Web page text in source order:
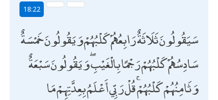
18:22
سَيَقُولُونَ ثَلَاثَةٌ رَابِعُهُمْ كَلْبُهُمْ وَيَقُولُونَ خَمْسَةٌ
سَادِسُهُمْ كَلْبُهُمْ رَجْمًا بِالْغَيْبِ ۖ وَيَقُولُونَ سَبْعَةٌ
وَثَامِنُهُمْ كَلْبُهُمْ ۚ قُلْ رَبِّي أَعْلَمُ بِعِدَّتِهِمْ مَا